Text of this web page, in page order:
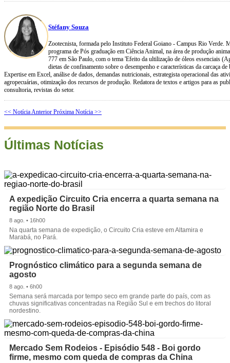
Stéfany Souza
Zootecnista, formada pelo Instituto Federal Goiano - Campus Rio Verde.
programa de Pós graduação em Ciência Animal, na área de produção
777 em São Paulo, com o tema 'Efeito da ultilização de óleos essenciais
dietas de confinamento sobre o desempenho e características da carcaça
Expertise em Excel, análise de dados, demandas nutricionais, estrategista operacional das
agropecuárias, otimização dos recursos de produção. Redatora de textos e artigos para as
consultoria, revistas do setor.
<< Notícia Anterior Próxima Notícia >>
Últimas Notícias
A expedição Circuito Cria encerra a quarta semana na
região Norte do Brasil
8 ago. • 16h00
Na quarta semana de expedição, o Circuito Cria esteve em Altamira e
Marabá, no Pará.
Prognóstico climático para a segunda semana de
agosto
8 ago. • 6h00
Semana será marcada por tempo seco em grande parte do país, com as
chuvas significativas concentradas na Região Sul e em trechos do litoral
nordestino.
Mercado Sem Rodeios - Episódio 548 - Boi gordo
firme, mesmo com queda de compras da China